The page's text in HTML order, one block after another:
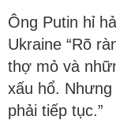
Ông Putin hỉ
Ukraine “Rõ
thợ mỏ và
xấu hổ.
phải tiếp tục.”